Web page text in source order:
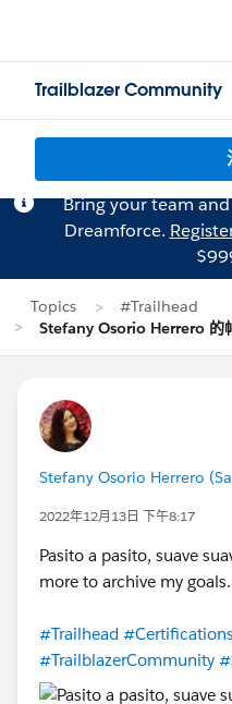
Trailblazer Community
Bring your team
Dreamforce.
Topics
#Trailhead
Stefany Osorio Herrero 的
Stefany Osorio Herrero
2022年12月13日 下午8:17
Pasito a pasito, suave
more to archive my goals.
#Trailhead #Certifications
#TrailblazerCommunity